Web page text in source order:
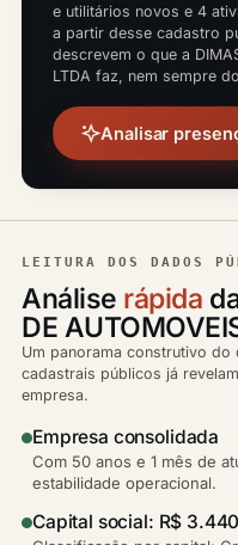
e utilitários novos e 4
a partir desse cadastro
descrevem o que a
LTDA faz, nem sempre
Analisar
LEITURA DOS DADOS
Análise rápida
DE
Um panorama construtivo do
cadastrais públicos já
empresa.
Empresa consolidada
Com 50 anos e 1 mês de
estabilidade operacional.
Capital social: R$